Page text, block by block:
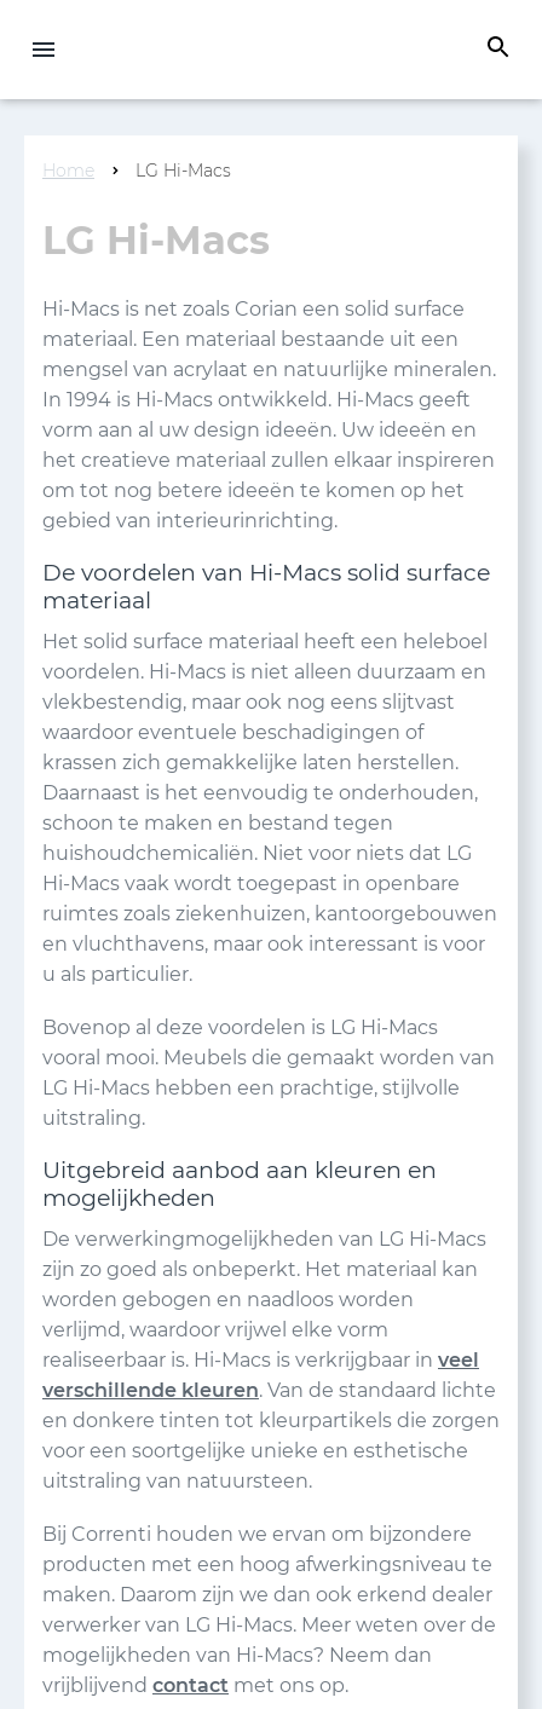
Home LG Hi-Macs
LG Hi-Macs
Hi-Macs is net zoals Corian een solid surface
materiaal. Een materiaal bestaande uit een
mengsel van acrylaat en natuurlijke mineralen.
In 1994 is Hi-Macs ontwikkeld. Hi-Macs geeft
vorm aan al uw design ideeën. Uw ideeën en
het creatieve materiaal zullen elkaar inspireren
om tot nog betere ideeën te komen op het
gebied van interieurinrichting.
De voordelen van Hi-Macs solid surface
materiaal
Het solid surface materiaal heeft een heleboel
voordelen. Hi-Macs is niet alleen duurzaam en
vlekbestendig, maar ook nog eens slijtvast
waardoor eventuele beschadigingen of
krassen zich gemakkelijke laten herstellen.
Daarnaast is het eenvoudig te onderhouden,
schoon te maken en bestand tegen
huishoudchemicaliën. Niet voor niets dat LG
Hi-Macs vaak wordt toegepast in openbare
ruimtes zoals ziekenhuizen, kantoorgebouwen
en vluchthavens, maar ook interessant is voor
u als particulier.
Bovenop al deze voordelen is LG Hi-Macs
vooral mooi. Meubels die gemaakt worden van
LG Hi-Macs hebben een prachtige, stijlvolle
uitstraling.
Uitgebreid aanbod aan kleuren en
mogelijkheden
De verwerkingmogelijkheden van LG Hi-Macs
zijn zo goed als onbeperkt. Het materiaal kan
worden gebogen en naadloos worden
verlijmd, waardoor vrijwel elke vorm
realiseerbaar is. Hi-Macs is verkrijgbaar in veel
verschillende kleuren. Van de standaard lichte
en donkere tinten tot kleurpartikels die zorgen
voor een soortgelijke unieke en esthetische
uitstraling van natuursteen.
Bij Correnti houden we ervan om bijzondere
producten met een hoog afwerkingsniveau te
maken. Daarom zijn we dan ook erkend dealer
verwerker van LG Hi-Macs. Meer weten over de
mogelijkheden van Hi-Macs? Neem dan
vrijblijvend contact met ons op.